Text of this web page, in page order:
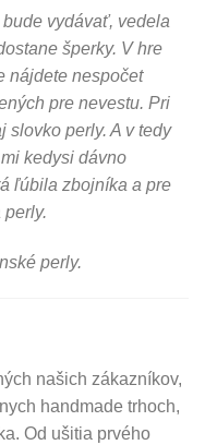
vydávať, vedela
šperky. V hre
nájdete nespočet
pre nevestu. Pri
slovko perly. A v tedy
kedysi dávno
ľúbila zbojníka a pre
perly.
perly.
našich zákazníkov,
handmade trhoch,
Od ušitia prvého